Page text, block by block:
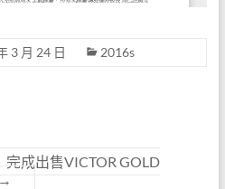
3 月 24 日 2016s
成出售VICTOR GOLD
→